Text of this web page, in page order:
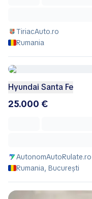
TiriacAuto.ro
Rumania
Hyundai Santa Fe
25.000 €
AutonomAutoRulate.ro
Rumania, București